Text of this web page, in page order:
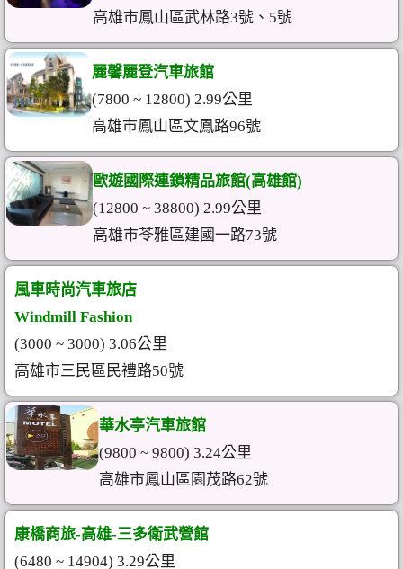
高雄市鳳山區武林路3號、5號
麗馨麗登汽車旅館
(7800 ~ 12800) 2.99公里
高雄市鳳山區文鳳路96號
歐遊國際連鎖精品旅館(高雄館)
(12800 ~ 38800) 2.99公里
高雄市苓雅區建國一路73號
風車時尚汽車旅店
Windmill Fashion
(3000 ~ 3000) 3.06公里
高雄市三民區民禮路50號
華水亭汽車旅館
(9800 ~ 9800) 3.24公里
高雄市鳳山區園茂路62號
康橋商旅-高雄-三多衛武營館
(6480 ~ 14904) 3.29公里